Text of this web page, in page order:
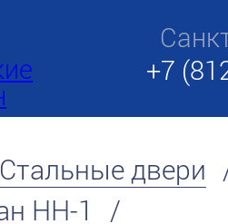
+7
Стальные двери
НН-1
/